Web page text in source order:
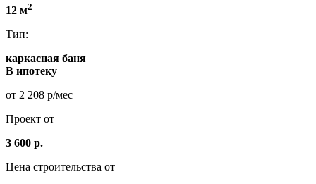
12 м2
Тип:
каркасная баня
В ипотеку
от 2 208 р/мес
Проект от
3 600 р.
Цена строительства от